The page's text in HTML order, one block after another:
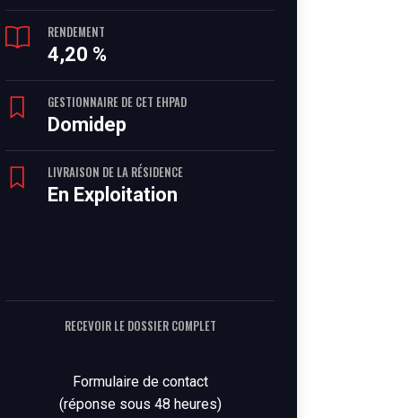
RENDEMENT
4,20 %
GESTIONNAIRE DE CET EHPAD
Domidep
LIVRAISON DE LA RÉSIDENCE
En Exploitation
RECEVOIR LE DOSSIER COMPLET
Formulaire de contact
(réponse sous 48 heures)